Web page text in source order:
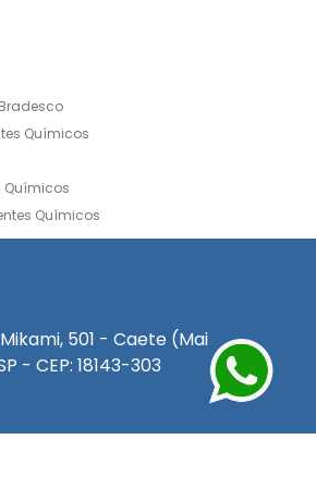
Químicos
Químicos
Químicos
para Alcoólatra
Quimica
Quimicos
501 - Caete (Mai
- CEP: 18143-303